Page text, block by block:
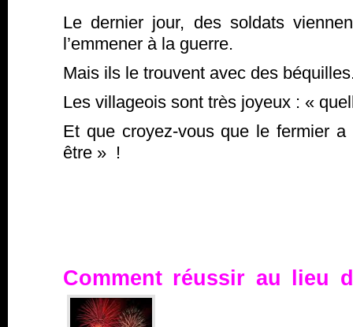
Le dernier jour, des soldats
l’emmener à la guerre.
Mais ils le trouvent avec des
Les villageois sont très joyeux : «
Et que croyez-vous que le fermier
être » !
Comment réussir au lieu